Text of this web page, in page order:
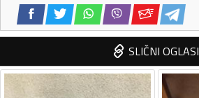
SLIČNI OGLASI